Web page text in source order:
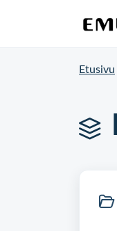
Etusivu